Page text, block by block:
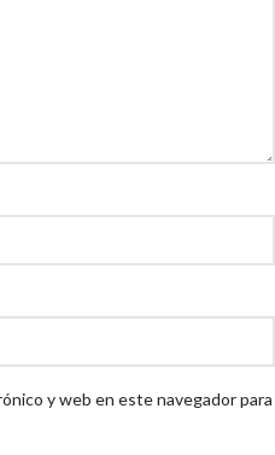
y web en este navegador para